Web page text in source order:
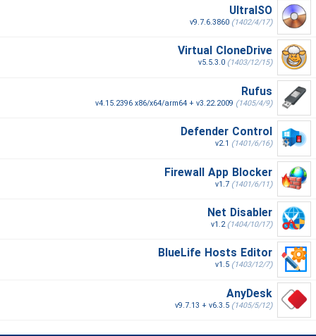
UltraISO
v9.7.6.3860 (1402/4/17)
Virtual CloneDrive
v5.5.3.0 (1403/12/15)
Rufus
v4.15.2396 x86/x64/arm64 + v3.22.2009 (1405/4/9)
Defender Control
v2.1 (1401/6/16)
Firewall App Blocker
v1.7 (1401/6/11)
Net Disabler
v1.2(1404/10/17)
BlueLife Hosts Editor
v1.5 (1403/12/7)
AnyDesk
v9.7.13 + v6.3.5 (1405/5/12)